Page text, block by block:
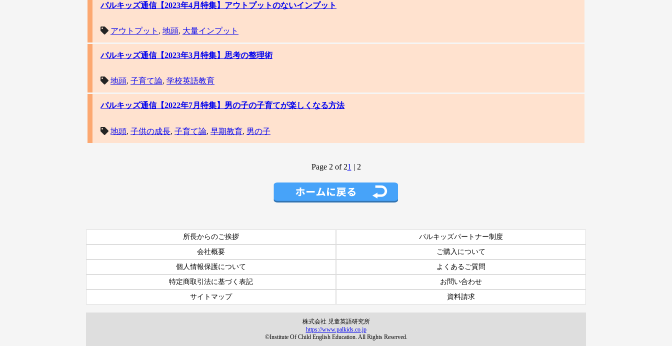
パルキッズ通信【2023年4月特集】アウトプットのないインプット
アウトプット , 地頭, 大量インプット
パルキッズ通信【2023年3月特集】思考の整理術
地頭, 子育て論, 学校英語教育
パルキッズ通信【2022年7月特集】男の子の子育てが楽しくなる方法
地頭, 子供の成長, 子育て論, 早期教育, 男の子
Page 2 of 21 | 2
所長からのご挨拶
パルキッズパートナー制度
会社概要
ご購入について
個人情報保護について
よくあるご質問
特定商取引法に基づく表記
お問い合わせ
サイトマップ
資料請求
株式会社 児童英語研究所
https://www.palkids.co.jp
©Institute Of Child English Education. All Rights Reserved.